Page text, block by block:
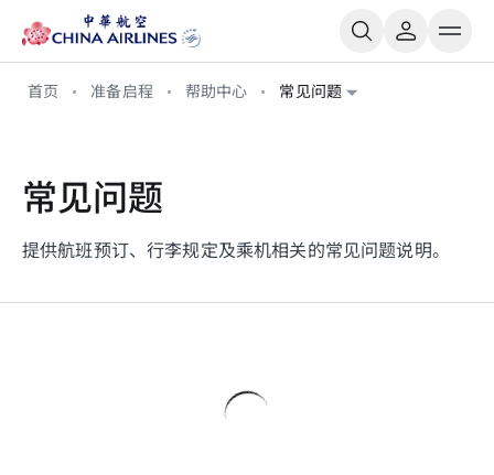
首页 准备启程 帮助中心 常见问题
常见问题
提供航班预订、行李规定及乘机相关的常见问题说明。